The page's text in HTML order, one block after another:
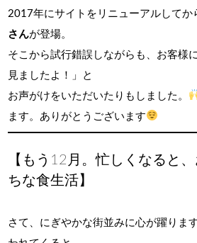
2017年にサイトをリニューアルしてか
さんが登場。
そこから試行錯誤しながらも、お客様
見ましたよ！」と
お声がけをいただいたりもしました。
ます。ありがとうございます
【もう12月。忙しくなると
ちな食生活】
さて、にぎやかな街並みに心が躍りま